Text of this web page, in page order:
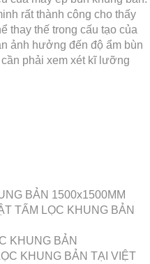
rất thành công cho thấy
thay thế trong cấu tạo của
ảnh hưởng đến độ ẩm bùn
phải xem xét kĩ lưỡng
BẢN 1500x1500MM
TẤM LỌC KHUNG BẢN
KHUNG BẢN
KHUNG BẢN TẠI VIỆT